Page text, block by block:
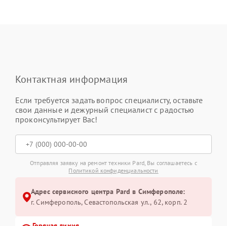
Контактная информация
Если требуется задать вопрос специалисту, оставьте
свои данные и дежурный специалист с радостью
проконсультирует Вас!
Отправляя заявку на ремонт техники Pard, Вы соглашаетесь с
Политикой конфиденциальности
Адрес сервисного центра Pard в Симферополе:
г. Симферополь, Севастопольская ул., 62, корп. 2